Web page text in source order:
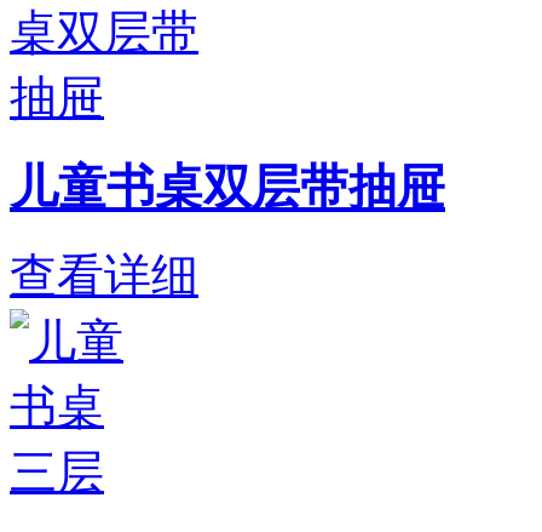
儿童书桌双层带抽屉
查看详细